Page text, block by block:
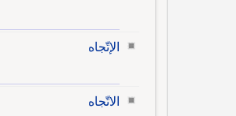
الإتّجاه
الاتّجاه